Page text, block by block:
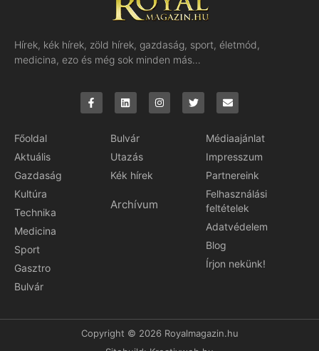
Hírek, kék hírek, zöld hírek, gazdaság, sport, életmód,
medicina, ezo és még sok minden más…
Főoldal
Aktuális
Gazdaság
Kultúra
Technika
Medicina
Sport
Gasztro
Bulvár
Bulvár
Utazás
Kék hírek
Archívum
Médiaajánlat
Impresszum
Partnereink
Felhasználási
feltételek
Adatvédelem
Blog
Írjon nekünk!
Copyright © 2026 Royalmagazin.hu